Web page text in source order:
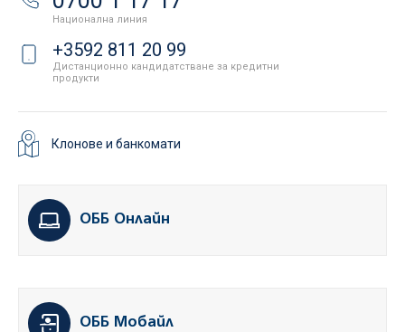
Национална линия
+3592 811 20 99
Дистанционно кандидатстване за кредитни
продукти
Клонове и банкомати
ОББ Онлайн
ОББ Мобайл